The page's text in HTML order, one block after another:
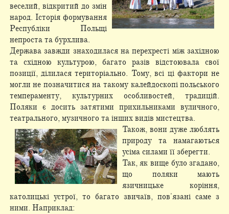
веселий, відкритий до змін
народ. Історія формування
Республіки Польщі
непроста та бурхлива.
Держава завжди знаходилася на перехресті між західною
та східною культурою, багато разів відстоювала свої
позиції, ділилася територіально. Тому, всі ці фактори не
могли не позначитися на такому калейдоскопі польського
темпераменту, культурних особливостей, традицій.
Поляки є досить затятими прихильниками вуличного,
театрального, музичного та інших видів мистецтва.
Також, вони дуже люблять
природу та намагаються
усіма силами її зберегти.
Так, як вище було згадано,
що поляки мають
язичницьке коріння,
католицькі устрої, то багато звичаїв, пов'язані саме з
ними. Наприклад: